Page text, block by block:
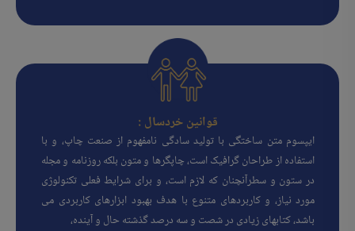
قوانین خردسال :
ایپسوم متن ساختگی با تولید سادگی نامفهوم از صنعت چاپ، و با
استفاده از طراحان گرافیک است، چاپگرها و متون بلکه روزنامه و مجله
در ستون و سطرآنچنان که لازم است، و برای شرایط فعلی تکنولوژی
مورد نیاز، و کاربردهای متنوع با هدف بهبود ابزارهای کاربردی می
باشد، کتابهای زیادی در شصت و سه درصد گذشته حال و آینده،